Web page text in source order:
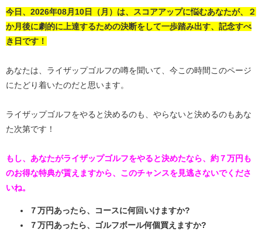
今日、 2026年08月10日（月） は、スコアアップに悩むあなたが、２
か月後に劇的に上達するための決断をして一歩踏み出す、記念すべ
き日です！
あなたは、ライザップゴルフの噂を聞いて、今この時間このページ
にたどり着いたのだと思います。
ライザップゴルフをやると決めるのも、やらないと決めるのもあな
た次第です！
もし、あなたがライザップゴルフをやると決めたなら、約７万円も
のお得な特典が貰えますから、このチャンスを見逃さないでくださ
いね。
７万円あったら、コースに何回いけますか?
７万円あったら、ゴルフボール何個買えますか?